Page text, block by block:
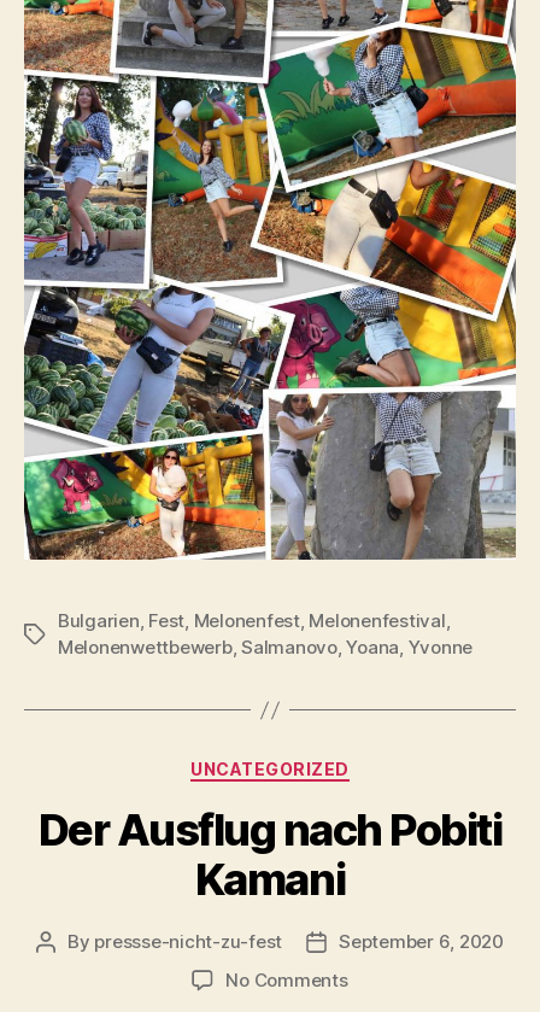
Tags
Bulgarien, Fest, Melonenfest, Melonenfestival,
Melonenwettbewerb,Salmanovo,Yoana, Yvonne
Categories
UNCATEGORIZED
Der Ausflug nach Pobiti
Kamani
Post
By pressse-nicht-zu-fest
PostSeptember 6, 2020
No Commentson